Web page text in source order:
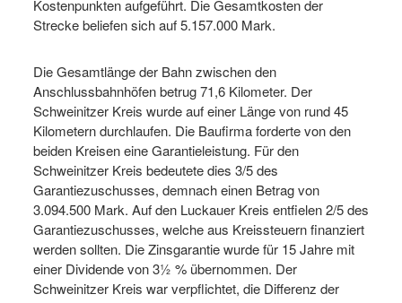
Kostenpunkten aufgeführt. Die Gesamtkosten der
Strecke beliefen sich auf 5.157.000 Mark.
Die Gesamtlänge der Bahn zwischen den
Anschlussbahnhöfen betrug 71,6 Kilometer. Der
Schweinitzer Kreis wurde auf einer Länge von rund 45
Kilometern durchlaufen. Die Baufirma forderte von den
beiden Kreisen eine Garantieleistung. Für den
Schweinitzer Kreis bedeutete dies 3/5 des
Garantiezuschusses, demnach einen Betrag von
3.094.500 Mark. Auf den Luckauer Kreis entfielen 2/5 des
Garantiezuschusses, welche aus Kreissteuern finanziert
werden sollten. Die Zinsgarantie wurde für 15 Jahre mit
einer Dividende von 3½ % übernommen. Der
Schweinitzer Kreis war verpflichtet, die Differenz der